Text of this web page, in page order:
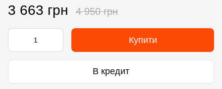
3 663 грн 4 950 грн
Купити
В кредит